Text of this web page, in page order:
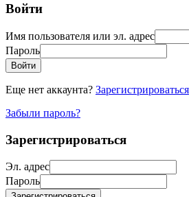
Войти
Имя пользователя или эл. адрес
Пароль
Войти
Еще нет аккаунта? Зарегистрироваться
Забыли пароль?
Зарегистрироваться
Эл. адрес
Пароль